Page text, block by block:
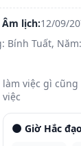
Âm lịch:12/09/
Bính Tuất,
làm việc gì cũng
🌑 Giờ Hắc đạo